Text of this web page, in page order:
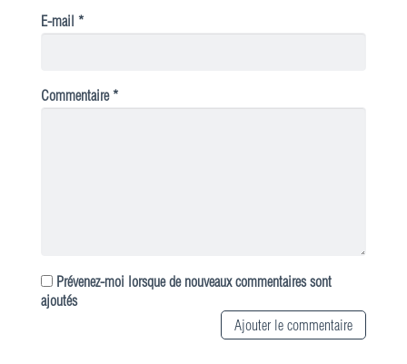
E-mail *
Commentaire *
Prévenez-moi lorsque de nouveaux commentaires sont
ajoutés